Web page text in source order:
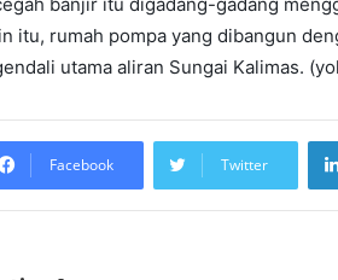
itu, rumah pompa yang dibangun
utama aliran Sungai Kalimas.
Facebook Twitter